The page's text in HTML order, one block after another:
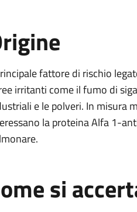
fattore di rischio
irritanti come il fumo di
e le polveri. In misura
la proteina Alfa 1-
si